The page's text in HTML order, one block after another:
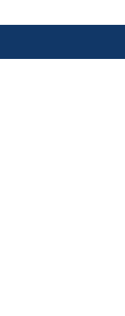
Electric